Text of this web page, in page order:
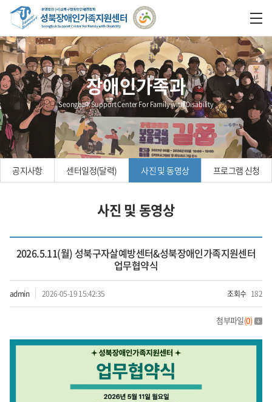
장애인가족과
Seongbuk Support Center For Family with Disability
공지사항 센터일정(달력) 사진 및 동영상 프로그램 신청
사진 및 동영상
2026.5.11(월) 성북구자살예방센터&성북장애인가족지원센터
업무협약식
admin 2026-05-19 15:42:35 조회수 182
첨부파일(0)